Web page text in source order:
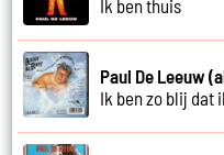
Ik ben thuis
Paul De Leeuw
Ik ben zo blij dat